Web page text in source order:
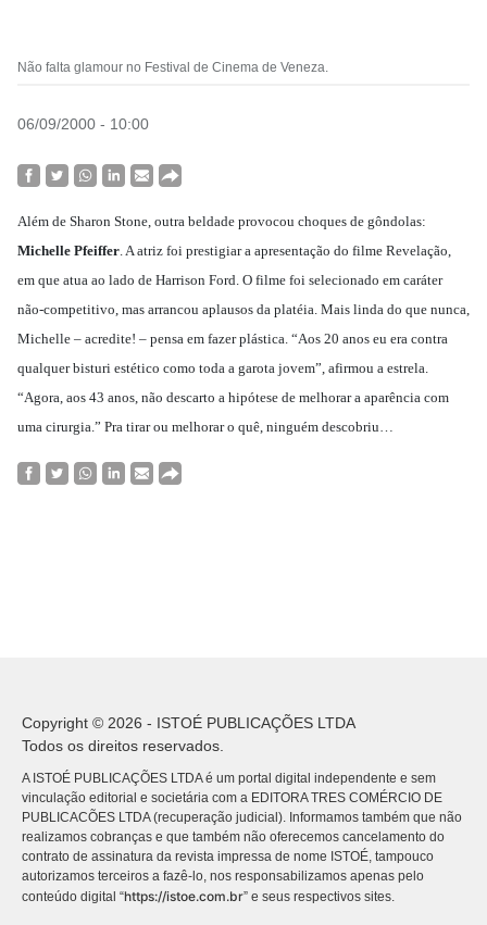
Não falta glamour no Festival de Cinema de Veneza.
06/09/2000 - 10:00
Além de Sharon Stone, outra beldade provocou choques de gôndolas:
Michelle Pfeiffer. A atriz foi prestigiar a apresentação do filme Revelação,
em que atua ao lado de Harrison Ford. O filme foi selecionado em caráter
não-competitivo, mas arrancou aplausos da platéia. Mais linda do que nunca,
Michelle – acredite! – pensa em fazer plástica. “Aos 20 anos eu era contra
qualquer bisturi estético como toda a garota jovem”, afirmou a estrela.
“Agora, aos 43 anos, não descarto a hipótese de melhorar a aparência com
uma cirurgia.” Pra tirar ou melhorar o quê, ninguém descobriu…
Copyright © 2026 - ISTOÉ PUBLICAÇÕES LTDA
Todos os direitos reservados.
A ISTOÉ PUBLICAÇÕES LTDA é um portal digital independente e sem
vinculação editorial e societária com a EDITORA TRES COMÉRCIO DE
PUBLICACÕES LTDA (recuperação judicial). Informamos também que não
realizamos cobranças e que também não oferecemos cancelamento do
contrato de assinatura da revista impressa de nome ISTOÉ, tampouco
autorizamos terceiros a fazê-lo, nos responsabilizamos apenas pelo
conteúdo digital “https://istoe.com.br” e seus respectivos sites.